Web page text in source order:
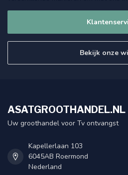
Bekijk onze
ASATGROOTHANDEL.NL
Uw groothandel voor Tv ontvangst
Kapellerlaan 103
6045AB Roermond
Nederland